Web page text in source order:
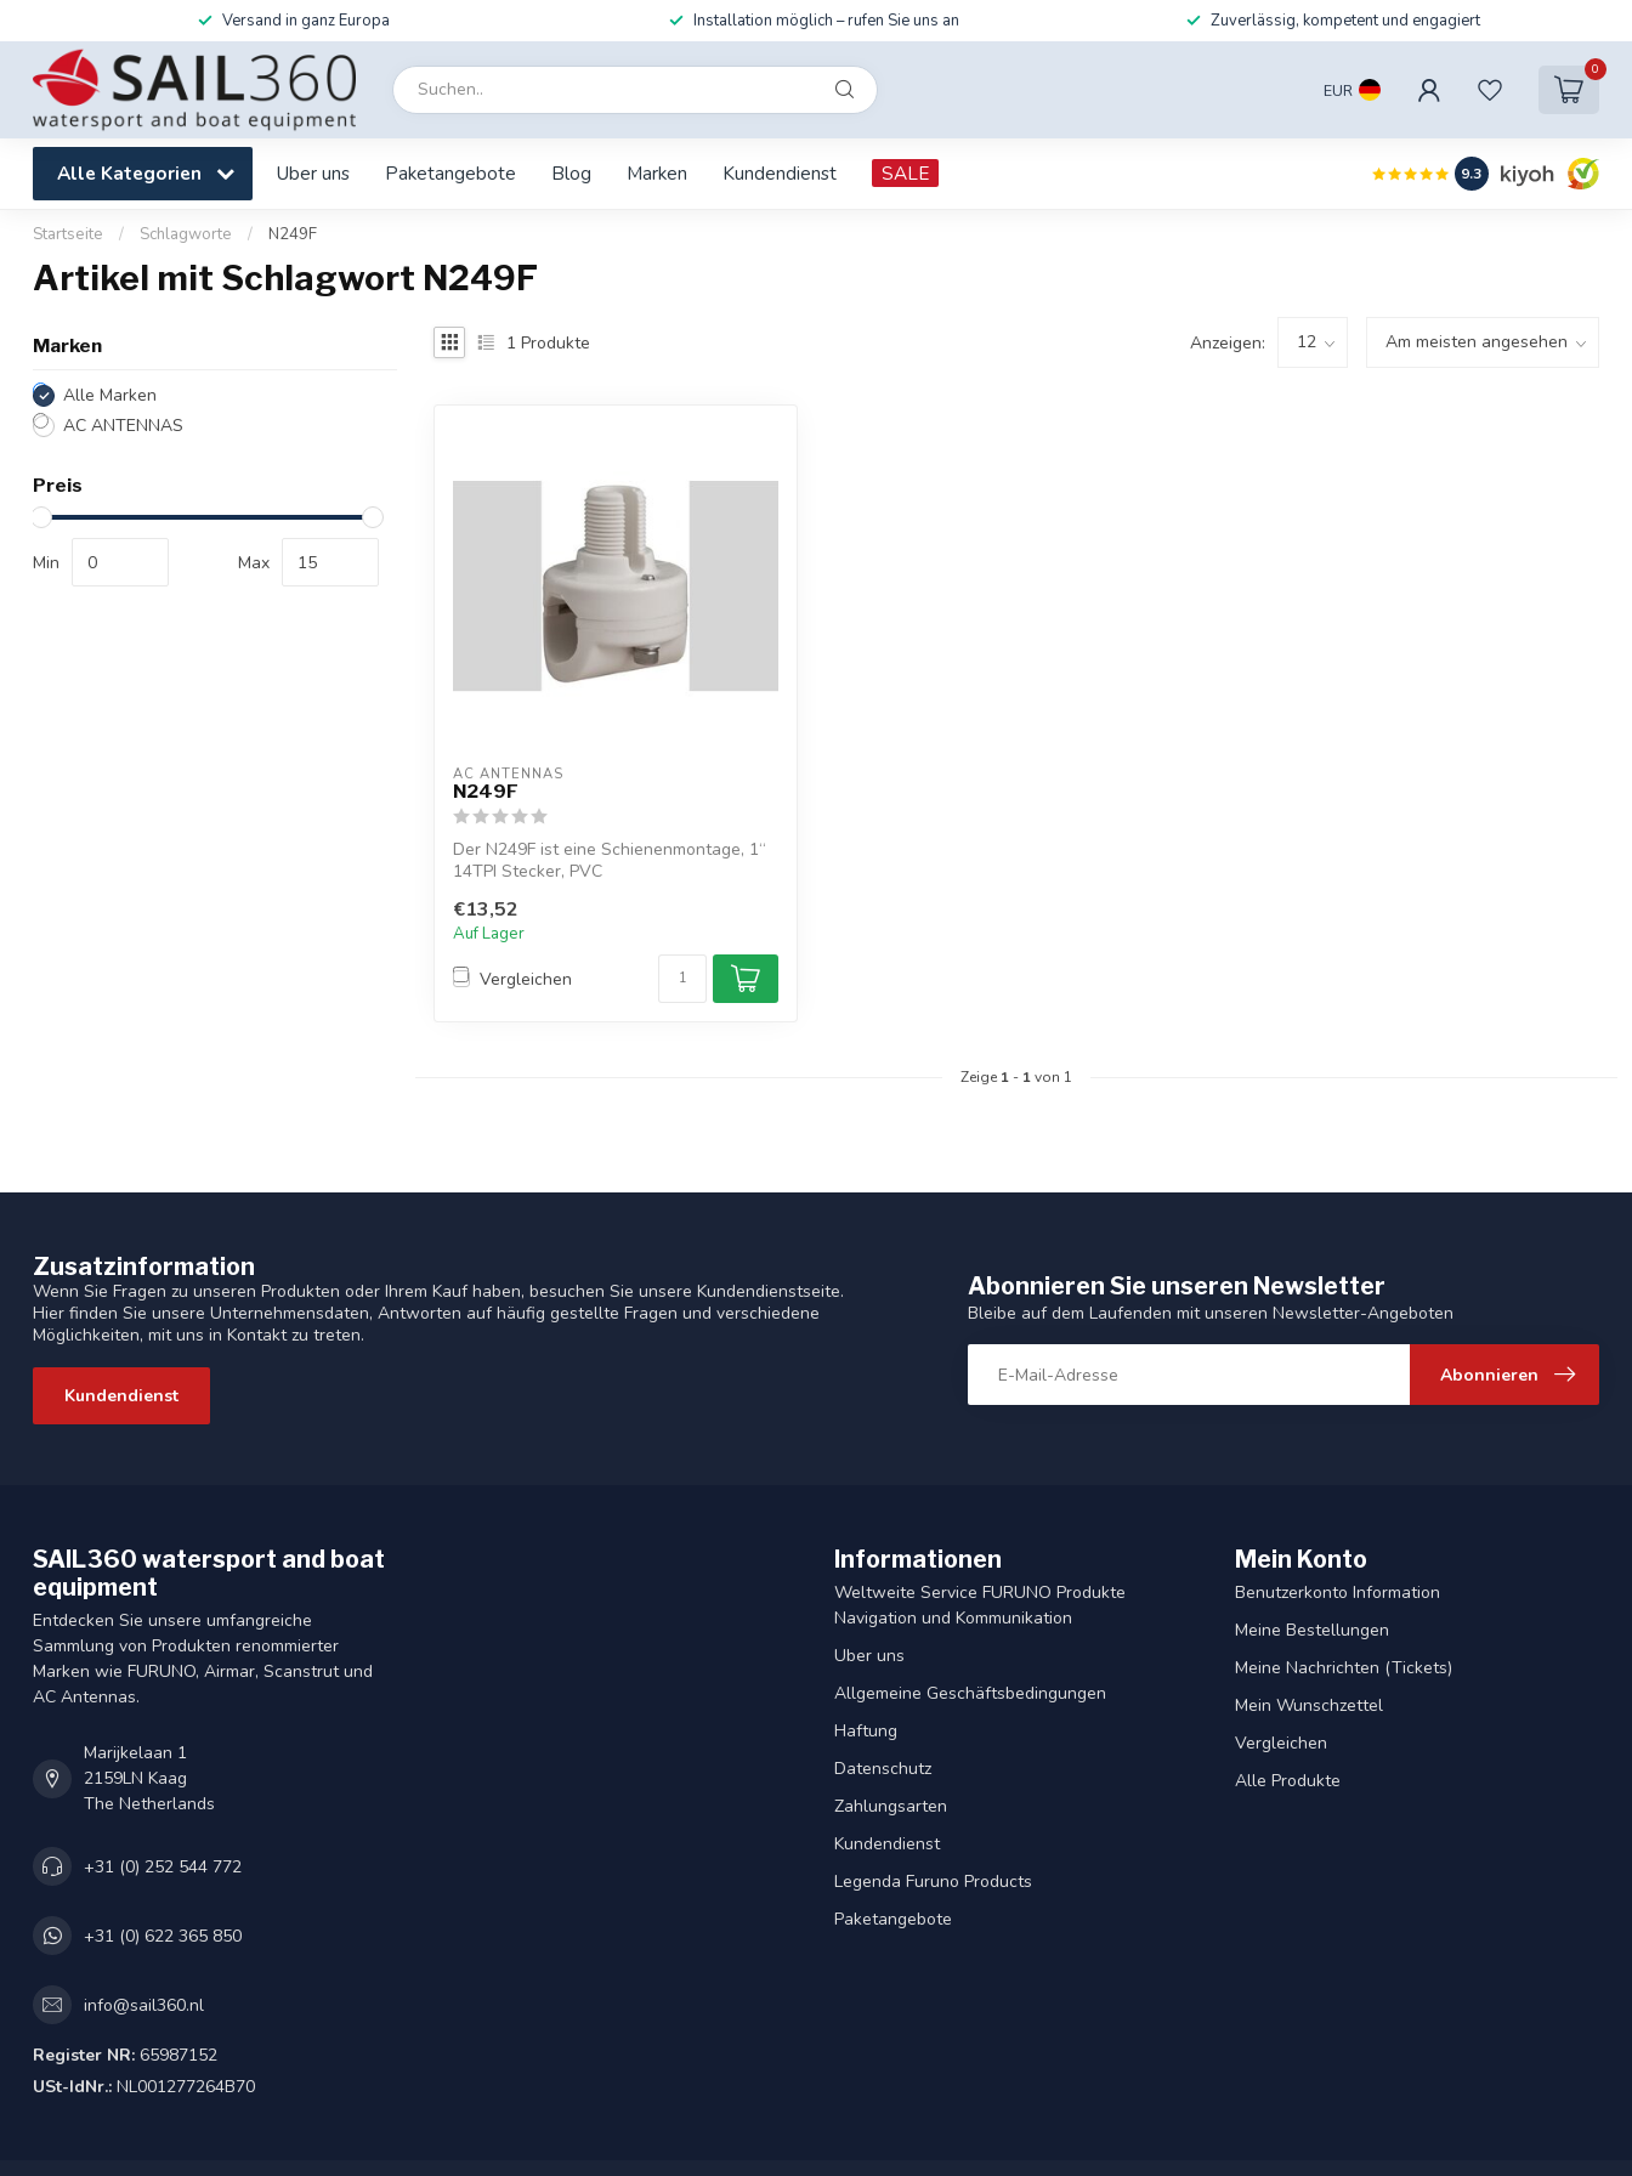
Versand in ganz Europa Installation möglich – rufen Sie uns an Zuverlässig, kompetent und engagiert
EUR
0
Alle Kategorien Uber uns Paketangebote Blog Marken Kundendienst SALE 9.3
Startseite / Schlagworte / N249F
Artikel mit Schlagwort N249F
Marken
Alle Marken
AC ANTENNAS
Preis
Min Max
1 Produkte Anzeigen:
AC ANTENNAS
N249F
Der N249F ist eine Schienenmontage, 1“
14TPI Stecker, PVC
€13,52
Auf Lager
Vergleichen
Zeige 1 - 1von 1
Zusatzinformation
Wenn Sie Fragen zu unseren Produkten oder Ihrem Kauf haben, besuchen Sie unsere Kundendienstseite.
Hier finden Sie unsere Unternehmensdaten, Antworten auf häufig gestellte Fragen und verschiedene
Möglichkeiten, mit uns in Kontakt zu treten.
Kundendienst
Abonnieren Sie unseren Newsletter
Bleibe auf dem Laufenden mit unseren Newsletter-Angeboten
Abonnieren
SAIL360 watersport and boat
equipment
Entdecken Sie unsere umfangreiche
Sammlung von Produkten renommierter
Marken wie FURUNO, Airmar, Scanstrut und
AC Antennas.
Marijkelaan 1
2159LN Kaag
The Netherlands
+31 (0) 252 544 772
+31 (0) 622 365 850
info@sail360.nl
Register NR: 65987152
USt-IdNr.: NL001277264B70
Informationen
Weltweite Service FURUNO Produkte
Navigation und Kommunikation
Uber uns
Allgemeine Geschäftsbedingungen
Haftung
Datenschutz
Zahlungsarten
Kundendienst
Legenda Furuno Products
Paketangebote
Mein Konto
Benutzerkonto Information
Meine Bestellungen
Meine Nachrichten (Tickets)
Mein Wunschzettel
Vergleichen
Alle Produkte